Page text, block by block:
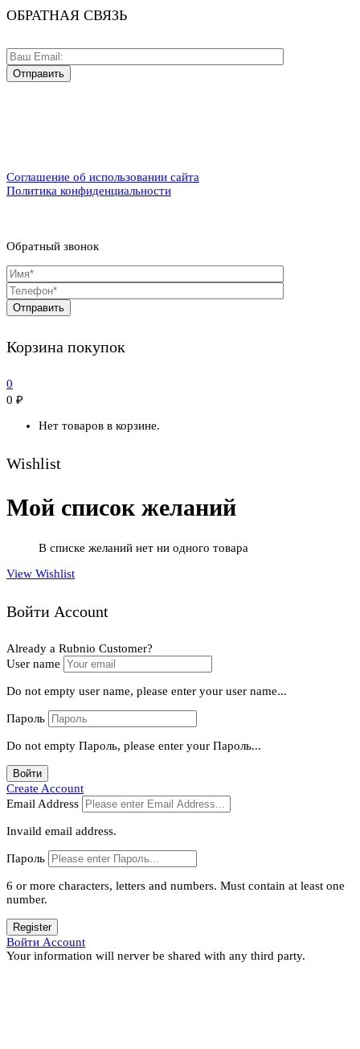
ОБРАТНАЯ СВЯЗЬ
Соглашение об использовании сайта
Политика конфиденциальности
Обратный звонок
Корзина покупок
0
0 ₽
Нет товаров в корзине.
Wishlist
Мой список желаний
В списке желаний нет ни одного товара
View Wishlist
Войти Account
Already a Rubnio Customer?
User name
Do not empty user name, please enter your user name...
Пароль
Do not empty Пароль, please enter your Пароль...
Войти
Create Account
Email Address
Invaild email address.
Пароль
6 or more characters, letters and numbers. Must contain at least one
number.
Register
Войти Account
Your information will nerver be shared with any third party.